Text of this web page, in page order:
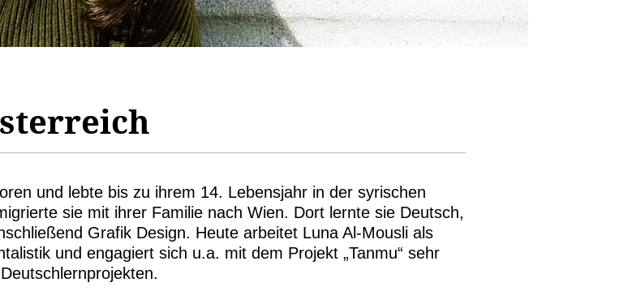
und lebte bis zu ihrem 14. Lebensjahr in der syrischen
sie mit ihrer Familie nach Wien. Dort lernte sie Deutsch,
Grafik Design. Heute arbeitet Luna Al-Mousli als
und engagiert sich u.a. mit dem Projekt „Tanmu“ sehr